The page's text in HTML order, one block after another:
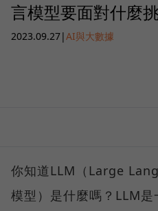
言模型要面對什麼
2023.09.27|AI與大數據
你知道LLM（Large
模型）是什麼嗎？LLM